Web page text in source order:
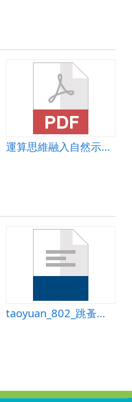
運算思維融入自然示範教案-七彩霓虹燈
taoyuan_802_跳蚤市場學習單